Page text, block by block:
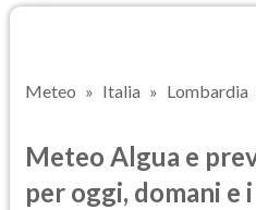
Meteo Italia Lombardia
Meteo Algua e
per oggi, domani e